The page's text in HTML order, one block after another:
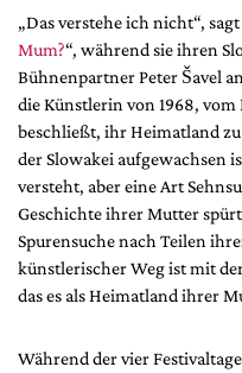
Podcast
Service
Shop / Abo
Newsletter
Redaktion
Autor:innen
Partner
Mediadaten
„Das verstehe ich nicht“, sagt
Mum?“, während sie ihren
Bühnenpartner Peter Šavel
die Künstlerin von 1968,
beschließt, ihr Heimatland
der Slowakei aufgewachsen
versteht, aber eine Art
Geschichte ihrer Mutter
Spurensuche nach Teilen
künstlerischer Weg ist mit
das es als Heimatland ihrer
Während der vier